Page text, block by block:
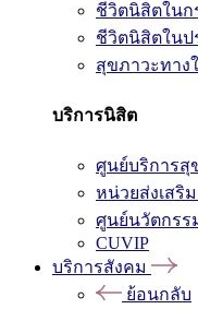
ชีวิตนิสิตในก
ชีวิตนิสิตในป
สุขภาวะทาง
บริการนิสิต
ศูนย์บริการสุ
หน่วยส่งเสริ
ศูนย์นวัตกรร
CUVIP
บริการสังคม
ย้อนกลับ